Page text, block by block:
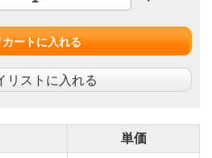
カートに入れる
リストに入れる
単価